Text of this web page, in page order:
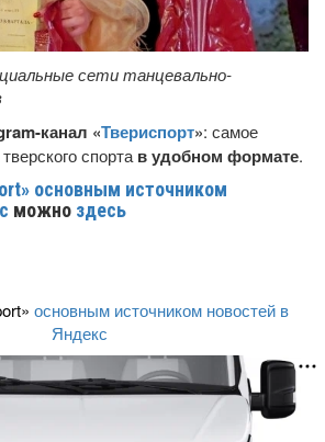
сети танцевально-
канал «Твериспорт»: самое
спортав удобном формате.
основным источником
можно здесь
основным источником новостей в
Яндекс